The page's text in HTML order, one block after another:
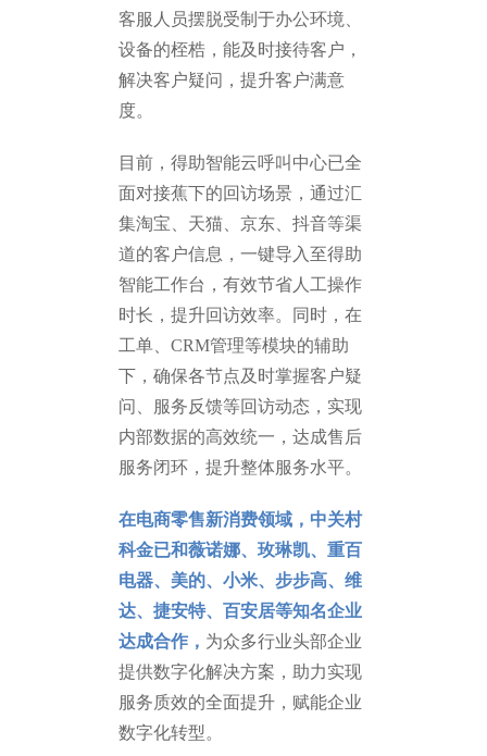
客服人员摆脱受制于办公环境、
设备的桎梏，能及时接待客户，
解决客户疑问，提升客户满意
度。
目前，得助智能云呼叫中心已全
面对接蕉下的回访场景，通过汇
集淘宝、天猫、京东、抖音等渠
道的客户信息，一键导入至得助
智能工作台，有效节省人工操作
时长，提升回访效率。同时，在
工单、CRM管理等模块的辅助
下，确保各节点及时掌握客户疑
问、服务反馈等回访动态，实现
内部数据的高效统一，达成售后
服务闭环，提升整体服务水平。
在电商零售新消费领域，中关村
科金已和薇诺娜、玫琳凯、重百
电器、美的、小米、步步高、维
达、捷安特、百安居等知名企业
达成合作， 为众多行业头部企业
提供数字化解决方案，助力实现
服务质效的全面提升，赋能企业
数字化转型。